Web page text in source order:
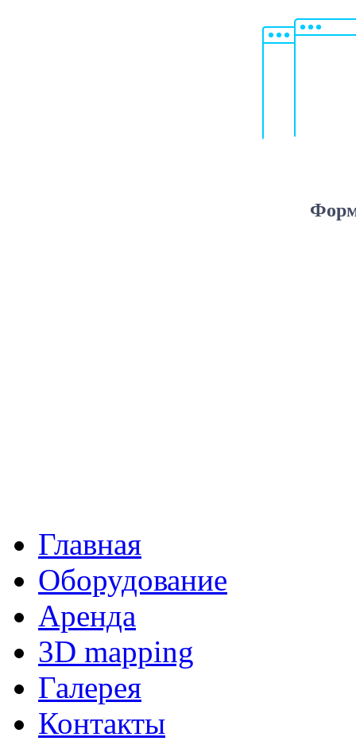
Главная
Оборудование
Аренда
3D mapping
Галерея
Контакты